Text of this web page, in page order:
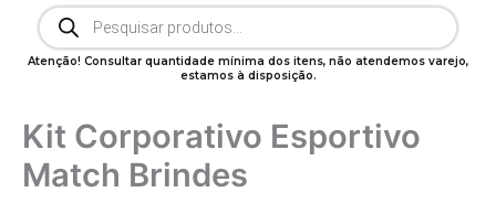
Pesquisar
produtos
Atenção! Consultar quantidade mínima dos itens, não atendemos varejo,
estamos à disposição.
Kit Corporativo Esportivo
Match Brindes